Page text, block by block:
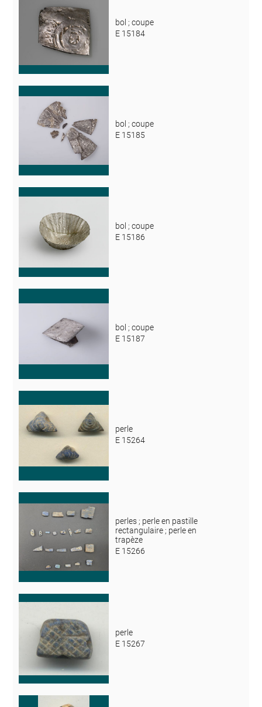
bol ; coupe
E 15184
bol ; coupe
E 15185
bol ; coupe
E 15186
bol ; coupe
E 15187
perle
E 15264
perles ; perle en pastille
rectangulaire ; perle en
trapèze
E 15266
perle
E 15267